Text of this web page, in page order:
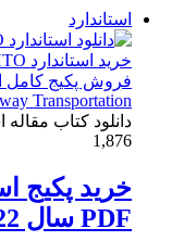
استاندارد
دانلود کتاب
1,876
PDF سال 2022 انجمن حمل ونقل